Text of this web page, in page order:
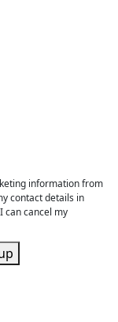
information from
contact details in
can cancel my